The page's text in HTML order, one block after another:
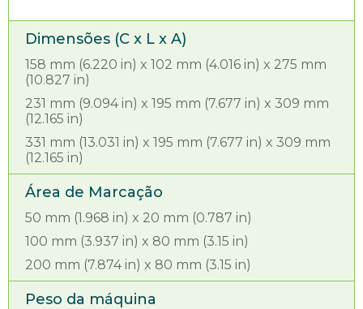
Dimensões (C x L x A)
158 mm (6.220 in) x 102 mm (4.016 in) x 275 mm
(10.827 in)
231 mm (9.094 in) x 195 mm (7.677 in) x 309 mm
(12.165 in)
331 mm (13.031 in) x 195 mm (7.677 in) x 309 mm
(12.165 in)
Área de Marcação
50 mm (1.968 in) x 20 mm (0.787 in)
100 mm (3.937 in) x 80 mm (3.15 in)
200 mm (7.874 in) x 80 mm (3.15 in)
Peso da máquina